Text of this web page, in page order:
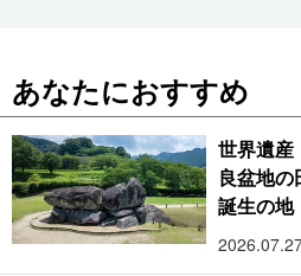
あなたにおすすめ
世界遺産
良盆地の
誕生の地